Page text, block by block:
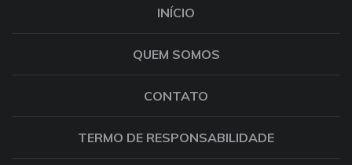
INÍCIO
QUEM SOMOS
CONTATO
TERMO DE RESPONSABILIDADE